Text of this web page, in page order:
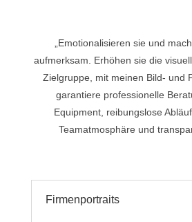
„Emotionalisieren sie und
aufmerksam. Erhöhen sie die
Zielgruppe, mit meinen Bild- und
garantiere professionelle
Equipment, reibungslose
Teamatmosphäre und
Firmenportraits